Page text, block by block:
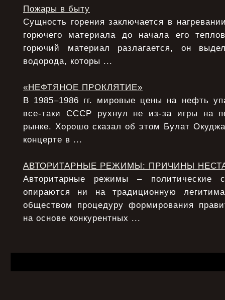
Пожары в быту
Сущность горения заключается в
горючего материала до начала его
горючий материал разлагается, он
водорода, которы ...
«НЕФТЯНОЕ ПРОКЛЯТИЕ»
В 1985–1986 гг. мировые цены на нефть
все-таки СССР рухнул не из-за игры на
рынке. Хорошо сказал об этом Булат
концерте в ...
АВТОРИТАРНЫЕ РЕЖИМЫ: ПРИЧИНЫ
Авторитарные режимы – политические
опираются ни на традиционную
обществом процедуру формирования
на основе конкурентных ...